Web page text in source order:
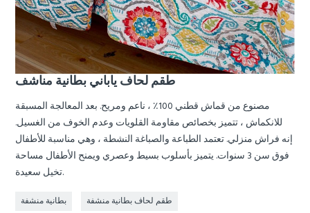
طقم لحاف ياباني بطانية مناشف
مصنوع من قماش قطني 100٪ ، ناعم ومريح. بعد المعالجة المسبقة
للانكماش ، تتميز بخصائص مقاومة القلويات وعدم الخوف من الغسيل.
إنه فراش منزلي. تعتمد الطباعة والصباغة النشطة ، وهي مناسبة للأطفال
فوق سن 3 سنوات. يتميز بأسلوب بسيط وعصري ويمنح الأطفال مساحة
تخيل سعيدة.
بطانية منشفة طقم لحاف بطانية منشفة